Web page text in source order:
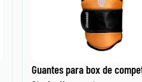
Guantes para box de